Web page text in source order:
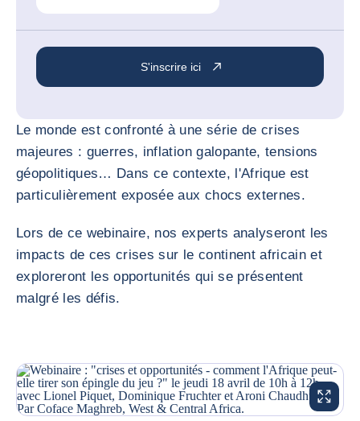
S'inscrire ici
Le monde est confronté à une série de crises
majeures : guerres, inflation galopante, tensions
géopolitiques… Dans ce contexte, l'Afrique est
particulièrement exposée aux chocs externes.
Lors de ce webinaire, nos experts analyseront les
impacts de ces crises sur le continent africain et
exploreront les opportunités qui se présentent
malgré les défis.